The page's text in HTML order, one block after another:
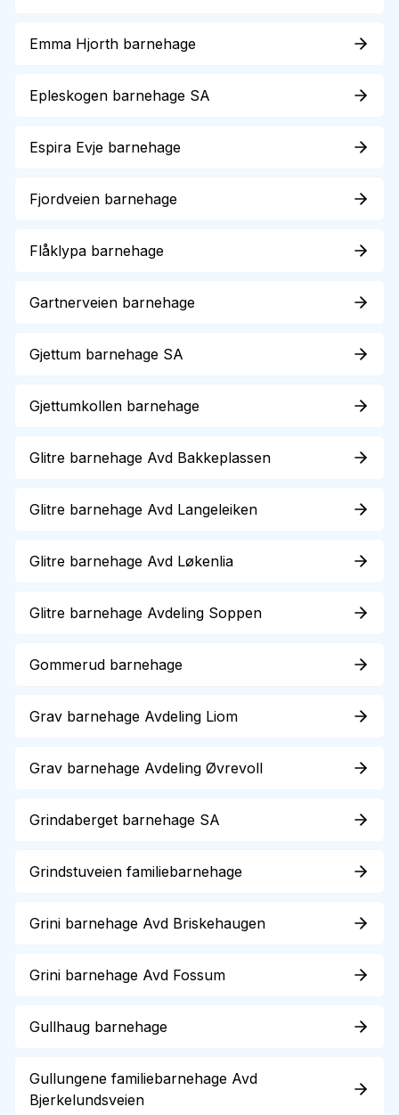
Emma Hjorth barnehage
Epleskogen barnehage SA
Espira Evje barnehage
Fjordveien barnehage
Flåklypa barnehage
Gartnerveien barnehage
Gjettum barnehage SA
Gjettumkollen barnehage
Glitre barnehage Avd Bakkeplassen
Glitre barnehage Avd Langeleiken
Glitre barnehage Avd Løkenlia
Glitre barnehage Avdeling Soppen
Gommerud barnehage
Grav barnehage Avdeling Liom
Grav barnehage Avdeling Øvrevoll
Grindaberget barnehage SA
Grindstuveien familiebarnehage
Grini barnehage Avd Briskehaugen
Grini barnehage Avd Fossum
Gullhaug barnehage
Gullungene familiebarnehage Avd
Bjerkelundsveien